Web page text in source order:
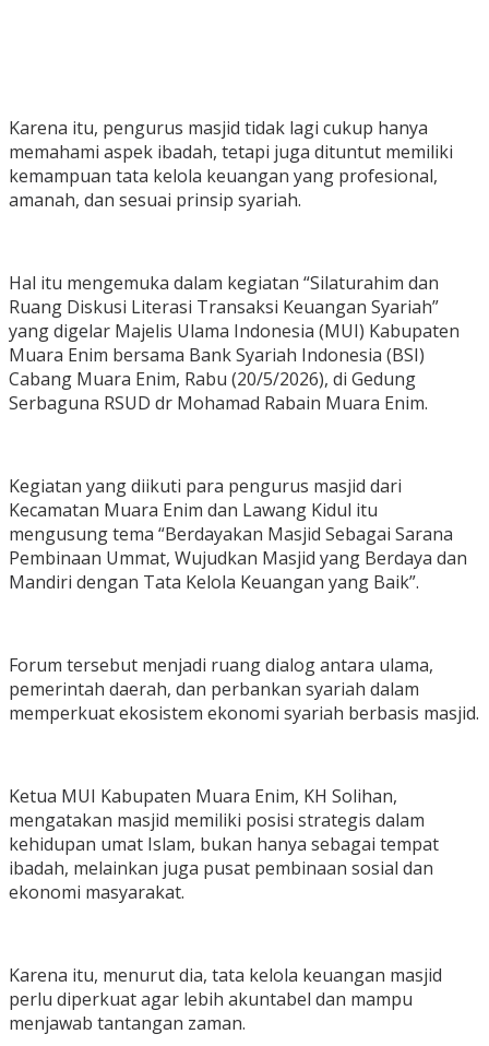
Karena itu, pengurus masjid tidak lagi cukup hanya
memahami aspek ibadah, tetapi juga dituntut memiliki
kemampuan tata kelola keuangan yang profesional,
amanah, dan sesuai prinsip syariah.
Hal itu mengemuka dalam kegiatan “Silaturahim dan
Ruang Diskusi Literasi Transaksi Keuangan Syariah”
yang digelar Majelis Ulama Indonesia (MUI) Kabupaten
Muara Enim bersama Bank Syariah Indonesia (BSI)
Cabang Muara Enim, Rabu (20/5/2026), di Gedung
Serbaguna RSUD dr Mohamad Rabain Muara Enim.
Kegiatan yang diikuti para pengurus masjid dari
Kecamatan Muara Enim dan Lawang Kidul itu
mengusung tema “Berdayakan Masjid Sebagai Sarana
Pembinaan Ummat, Wujudkan Masjid yang Berdaya dan
Mandiri dengan Tata Kelola Keuangan yang Baik”.
Forum tersebut menjadi ruang dialog antara ulama,
pemerintah daerah, dan perbankan syariah dalam
memperkuat ekosistem ekonomi syariah berbasis masjid.
Ketua MUI Kabupaten Muara Enim, KH Solihan,
mengatakan masjid memiliki posisi strategis dalam
kehidupan umat Islam, bukan hanya sebagai tempat
ibadah, melainkan juga pusat pembinaan sosial dan
ekonomi masyarakat.
Karena itu, menurut dia, tata kelola keuangan masjid
perlu diperkuat agar lebih akuntabel dan mampu
menjawab tantangan zaman.